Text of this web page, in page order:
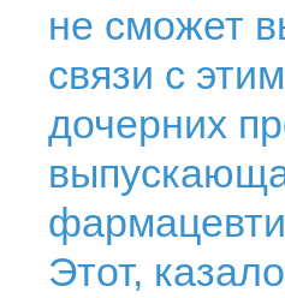
не сможет
связи с
дочерних
Этот,